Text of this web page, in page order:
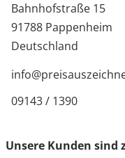
Bahnhofstraße 15
91788 Pappenheim
Deutschland
09143 / 1390
Unsere Kunden sind